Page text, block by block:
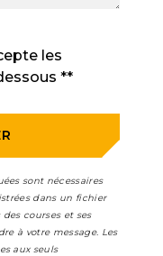
les
**
sont nécessaires
dans un fichier
courses et ses
à votre message. Les
aux seuls